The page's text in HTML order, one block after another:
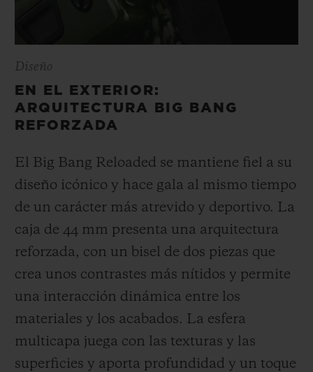
Diseño
EN EL EXTERIOR:
ARQUITECTURA BIG BANG
REFORZADA
El Big Bang Reloaded se mantiene fiel a su
diseño icónico y hace gala al mismo tiempo
de un carácter más atrevido y deportivo. La
caja de 44 mm presenta una arquitectura
reforzada, con un bisel de dos piezas que
crea unos contrastes más nítidos y permite
una interacción dinámica entre los
materiales y los acabados. La esfera
multicapa juega con las texturas y las
superficies y aporta profundidad y un toque